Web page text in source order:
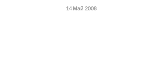
14 Май 2008